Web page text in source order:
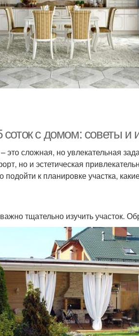
соток с домом: советы и
сложная, но увлекательная
но и эстетическая
к планировке участка,
тщательно изучить участок.